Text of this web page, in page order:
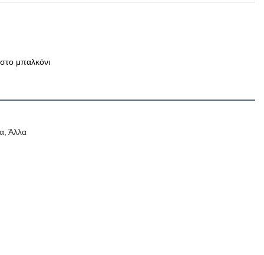
μπαλκόνι
Άλλα